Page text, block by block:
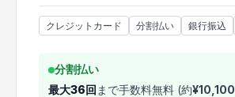
CPUクーラー
クレジットカード 分割払い 銀行振込
分割払い
最大36回 まで手数料無料 (約¥10,100